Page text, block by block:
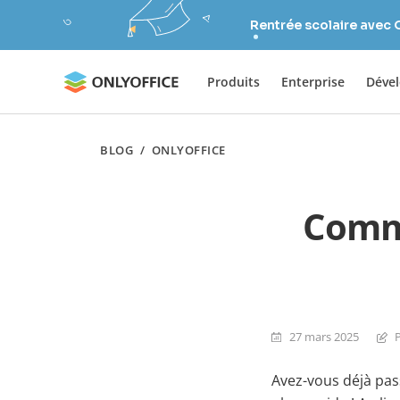
Rentrée scolaire avec
Produits Enterprise
BLOG / ONLYOFFICE
27 mars 2025
Avez-vous déjà